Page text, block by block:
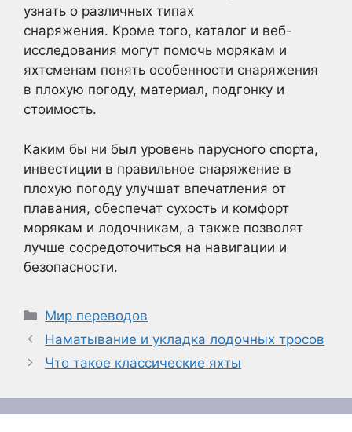
узнать о различных типах
снаряжения. Кроме того, каталог и веб-
исследования могут помочь морякам и
яхтсменам понять особенности снаряжения
в плохую погоду, материал, подгонку и
стоимость.
Каким бы ни был уровень парусного спорта,
инвестиции в правильное снаряжение в
плохую погоду улучшат впечатления от
плавания, обеспечат сухость и комфорт
морякам и лодочникам, а также позволят
лучше сосредоточиться на навигации и
безопасности.
Рубрики
Мир переводов
Наматывание и укладка лодочных тросов
Что такое классические яхты